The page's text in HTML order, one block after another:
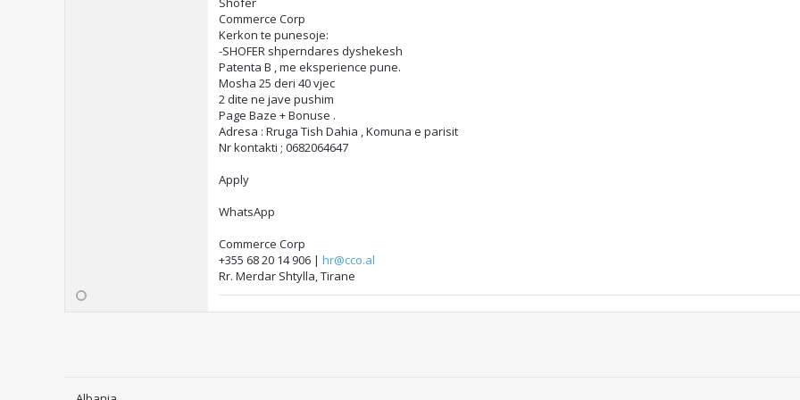
Commerce Corp
Kerkon te punesoje:
-SHOFER shperndares dyshekesh
Patenta B , me eksperience pune.
Mosha 25 deri 40 vjec
2 dite ne jave pushim
Page Baze + Bonuse .
Adresa : Rruga Tish Dahia , Komuna e parisit
Nr kontakti ; 0682064647
Apply
WhatsApp
Commerce Corp
+355 68 20 14 906 | hr@cco.al
Rr. Merdar Shtylla, Tirane